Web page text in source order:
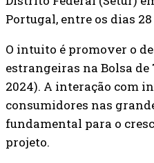
Portugal, entre os dias
O intuito é promover o
estrangeiras na Bolsa de
2024). A interação com
consumidores nas
fundamental para o
projeto.